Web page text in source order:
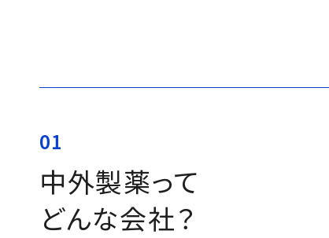
01
中外製薬って
どんな会社？